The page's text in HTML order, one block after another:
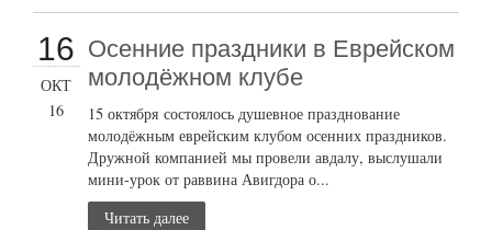
16
ОКТ
16
Осенние праздники в Еврейском
молодёжном клубе
15 октября состоялось душевное празднование
молодёжным еврейским клубом осенних праздников.
Дружной компанией мы провели авдалу, выслушали
мини-урок от раввина Авигдора о...
Читать далее